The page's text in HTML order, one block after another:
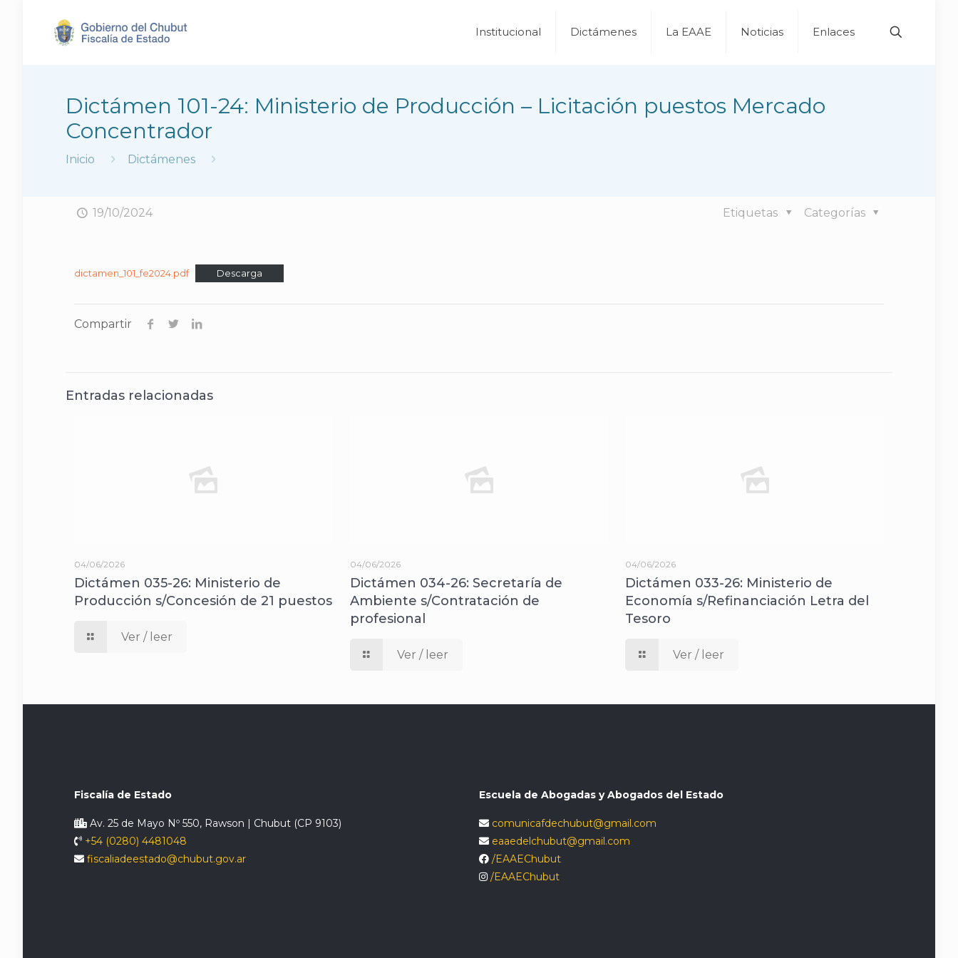
Institucional Dictámenes La EAAE Noticias Enlaces
Dictámen 101-24: Ministerio de Producción – Licitación puestos Mercado
Concentrador
Inicio Dictámenes
19/10/2024 Categorías
Etiquetas
dictamen_101_fe2024.pdf Descarga
Compartir
Entradas relacionadas
04/06/2026
Dictámen 035-26: Ministerio de
Producción s/Concesión de 21 puestos
Ver / leer
04/06/2026
Dictámen 034-26: Secretaría de
Ambiente s/Contratación de
profesional
Ver / leer
04/06/2026
Dictámen 033-26: Ministerio de
Economía s/Refinanciación Letra del
Tesoro
Ver / leer
Fiscalía de Estado
Av. 25 de Mayo Nº 550, Rawson | Chubut (CP 9103)
+54 (0280) 4481048
fiscaliadeestado@chubut.gov.ar
Escuela de Abogadas y Abogados del Estado
comunicafdechubut@gmail.com
eaaedelchubut@gmail.com
/EAAEChubut
/EAAEChubut